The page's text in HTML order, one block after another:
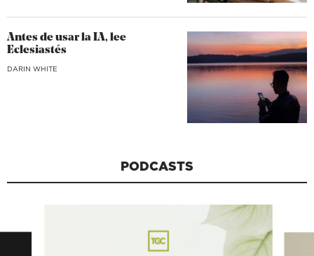
Antes de usar la IA, lee
Eclesiastés
DARIN WHITE
PODCASTS